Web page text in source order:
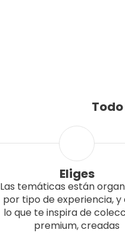
Eliges
Las temáticas están
por tipo de experiencia, y
lo que te inspira de
premium, creadas